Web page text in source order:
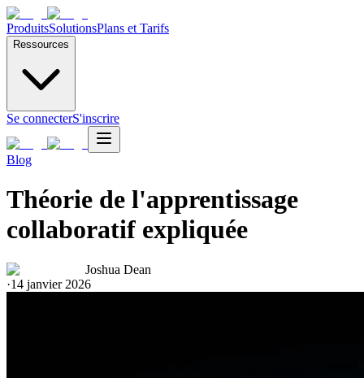
ProduitsSolutionsPlans et Tarifs
Ressources
Se connecterS'inscrire
Blog
Théorie de l'apprentissage
collaboratif expliquée
Joshua Dean
·14 janvier 2026